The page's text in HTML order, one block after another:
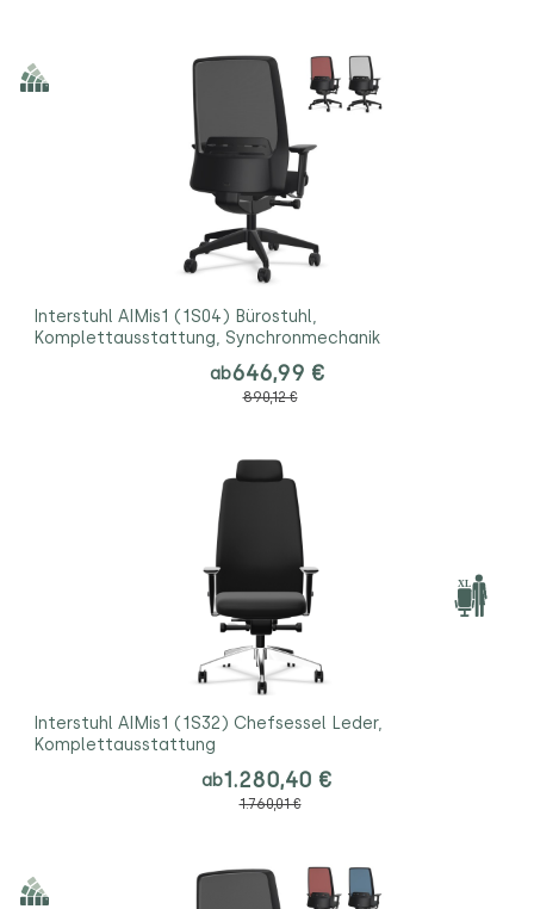
Interstuhl AIMis1 (1S04) Bürostuhl,
Komplettausstattung, Synchronmechanik
ab646,99 €
890,12 €
Interstuhl AIMis1 (1S32) Chefsessel Leder,
Komplettausstattung
ab1.280,40 €
1.760,01 €